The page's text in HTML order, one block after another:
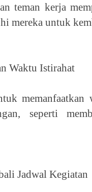
teman kerja
mereka untuk
Waktu Istirahat
seperti
Jadwal Kegiatan